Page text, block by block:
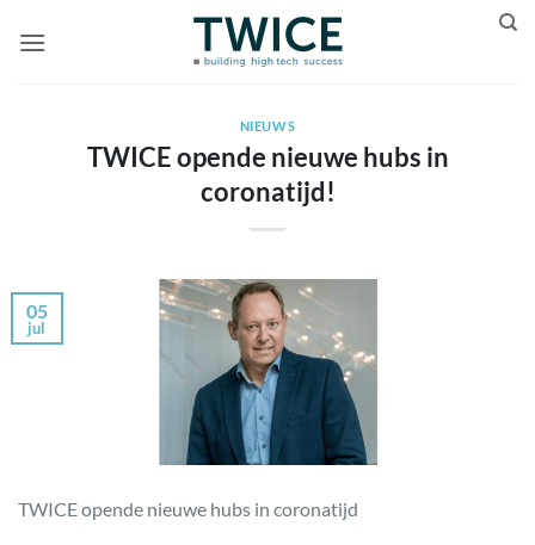
naar
NIEUWS
TWICE opende nieuwe hubs in
coronatijd!
05
jul
TWICE opende nieuwe hubs in coronatijd